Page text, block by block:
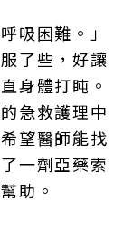
吸困難。」
了些，好讓
身體打盹。
急救護理中
望醫師能找
一劑亞藥索
助。